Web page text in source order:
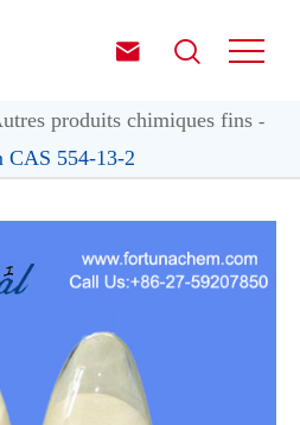
 
produits chimiques fins
CAS 554-13-2